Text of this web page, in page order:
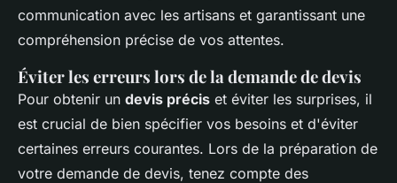
communication avec les artisans et garantissant une
compréhension précise de vos attentes.
Éviter les erreurs lors de la demande de devis
Pour obtenir un devis précis et éviter les surprises, il
est crucial de bien spécifier vos besoins et d'éviter
certaines erreurs courantes. Lors de la préparation de
votre demande de devis, tenez compte des